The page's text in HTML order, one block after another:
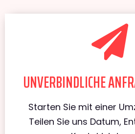
UNVERBINDLICHE
Starten Sie mit einer
Teilen Sie uns Datum,